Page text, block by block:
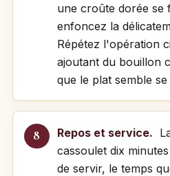
une croûte dorée se
enfoncez la
Répétez l'opération
ajoutant du bouillon
que le plat semble se
Repos et service.
cassoulet dix
de servir, le temps